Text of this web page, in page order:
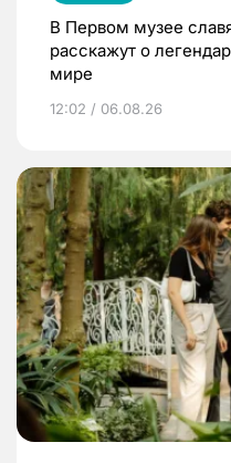
В Первом музее
расскажут о
мире
12:02 / 06.08.26